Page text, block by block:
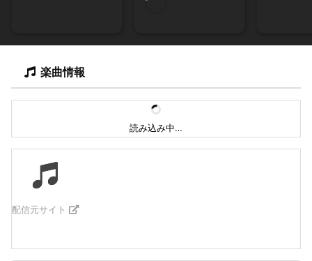
楽曲情報
読み込み中…
配信元サイト